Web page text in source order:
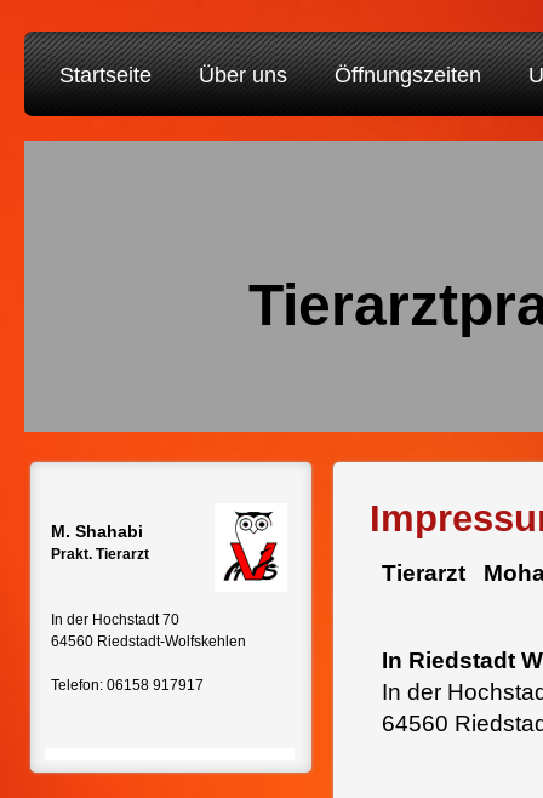
Startseite Über uns Öffnungszeiten
M. Shahabi
Prakt. Tierarzt
In der Hochstadt 70
64560 Riedstadt-Wolfskehlen
Telefon: 06158 917917
Tierarzt
In Riedstadt
In der
64560